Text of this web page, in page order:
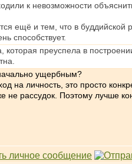
к невозможности
ещё и тем, что в
способствует.
которая преуспела в
ущербным?
на личность, это просто
рассудок. Поэтому лучше